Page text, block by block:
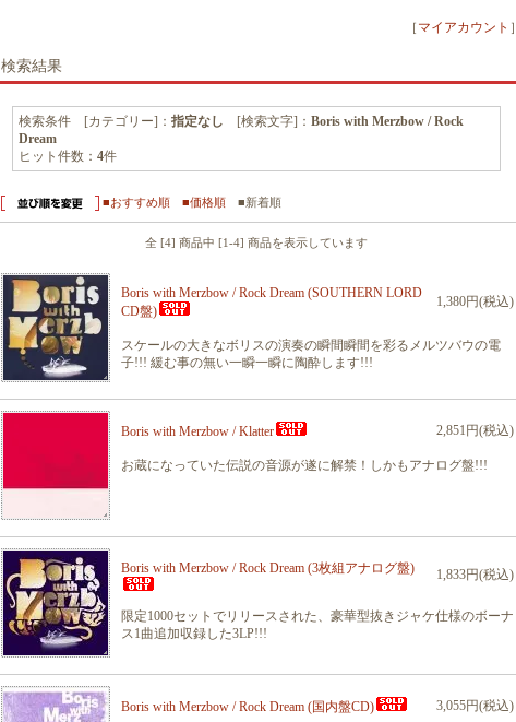
［ マイアカウント ］
検索結果
検索条件 [カテゴリー]： 指定なし [検索文字]： Boris with Merzbow / Rock
Dream
ヒット件数： 4件
■おすすめ順 ■価格順 ■新着順
全 [4] 商品中 [1-4] 商品を表示しています
Boris with Merzbow / Rock Dream (SOUTHERN LORD
CD盤)
1,380円(税込)
スケールの大きなボリスの演奏の瞬間瞬間を彩るメルツバウの電
子!!! 緩む事の無い一瞬一瞬に陶酔します!!!
Boris with Merzbow / Klatter 2,851円(税込)
お蔵になっていた伝説の音源が遂に解禁！しかもアナログ盤!!!
Boris with Merzbow / Rock Dream (3枚組アナログ盤) 1,833円(税込)
限定1000セットでリリースされた、豪華型抜きジャケ仕様のボーナ
ス1曲追加収録した3LP!!!
Boris with Merzbow / Rock Dream (国内盤CD) 3,055円(税込)